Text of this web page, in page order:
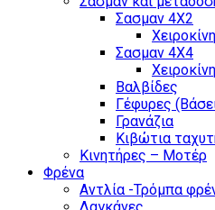
Σασμαν 4Χ2
Σασμαν 4Χ4
Βαλβίδες
Γέφυρες
Γρανάζια
Κιβώτια
Κινητήρες – Μοτέρ
Φρένα
Αντλία -Τρόμπα